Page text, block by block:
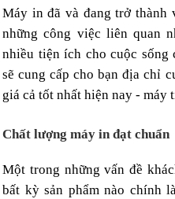
Máy in đã và đang trở thành
những công việc liên quan
nhiều tiện ích cho cuộc
sẽ cung cấp cho bạn địa chỉ
giá cả tốt nhất hiện nay - máy
Chất lượng máy in đạt chuẩn
Một trong những vấn đề
bất kỳ sản phẩm nào chính